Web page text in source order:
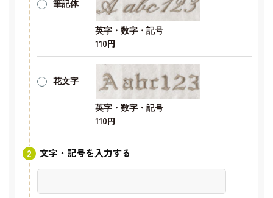
筆記体
英字・数字・記号
110円
花文字
英字・数字・記号
110円
文字・記号を入力する